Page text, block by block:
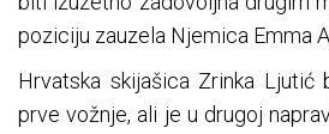
poziciju zauzela Njemica Emma
Hrvatska skijašica Zrinka Ljutić
prve vožnje, ali je u drugoj